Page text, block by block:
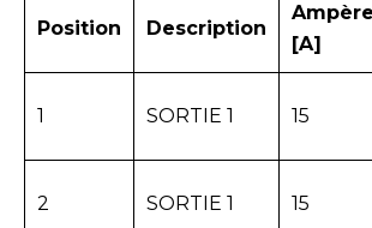
Position Description
[A]
1 SORTIE 1 15
2 SORTIE 1 15